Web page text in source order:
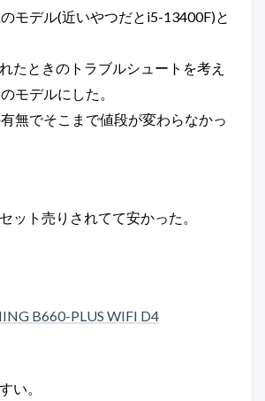
モデル(近いやつだとi5-13400F)と
たときのトラブルシュートを考え
モデルにした。
無でそこまで値段が変わらなかっ
ット売りされてて安かった。
B660-PLUS WIFI D4
い。